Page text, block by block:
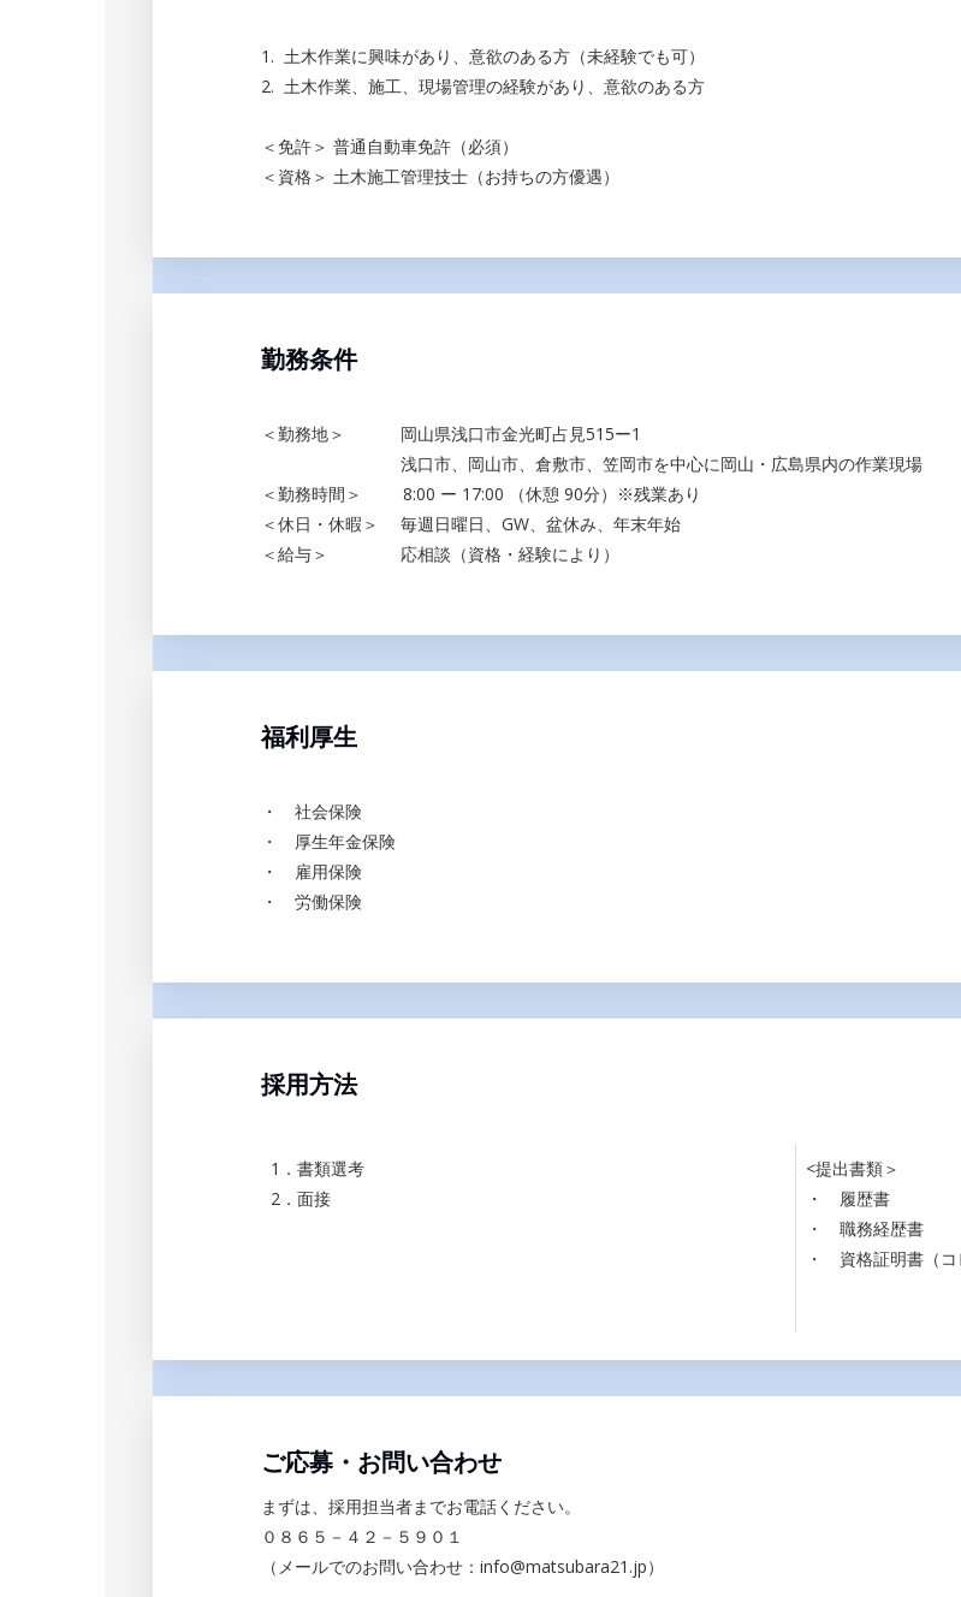
1. 土木作業に興味があり、意欲のある方（未経験でも可）
2. 土木作業、施工、現場管理の経験があり、意欲のある方
＜免許＞ 普通自動車免許（必須）
＜資格＞ 土木施工管理技士（お持ちの方優遇）
勤務条件
＜勤務地＞ 岡山県浅口市金光町占見515ー1
浅口市、岡山市、倉敷市、笠岡市を中心に岡山・広島県内の作業現場
＜勤務時間＞ 8:00 ー 17:00 （休憩 90分）※残業あり
＜休日・休暇＞ 毎週日曜日、GW、盆休み、年末年始
＜給与＞ 応相談（資格・経験により）
福利厚生
・ 社会保険
・ 厚生年金保険
・ 雇用保険
・ 労働保険
採用方法
1．書類選考
2．面接
<提出書類＞
・ 履歴書
・ 職務経歴書
・ 資格証明書（コ
ご応募・お問い合わせ
まずは、採用担当者までお電話ください。
０８６５－４２－５９０１
（メールでのお問い合わせ：info@matsubara21.jp）